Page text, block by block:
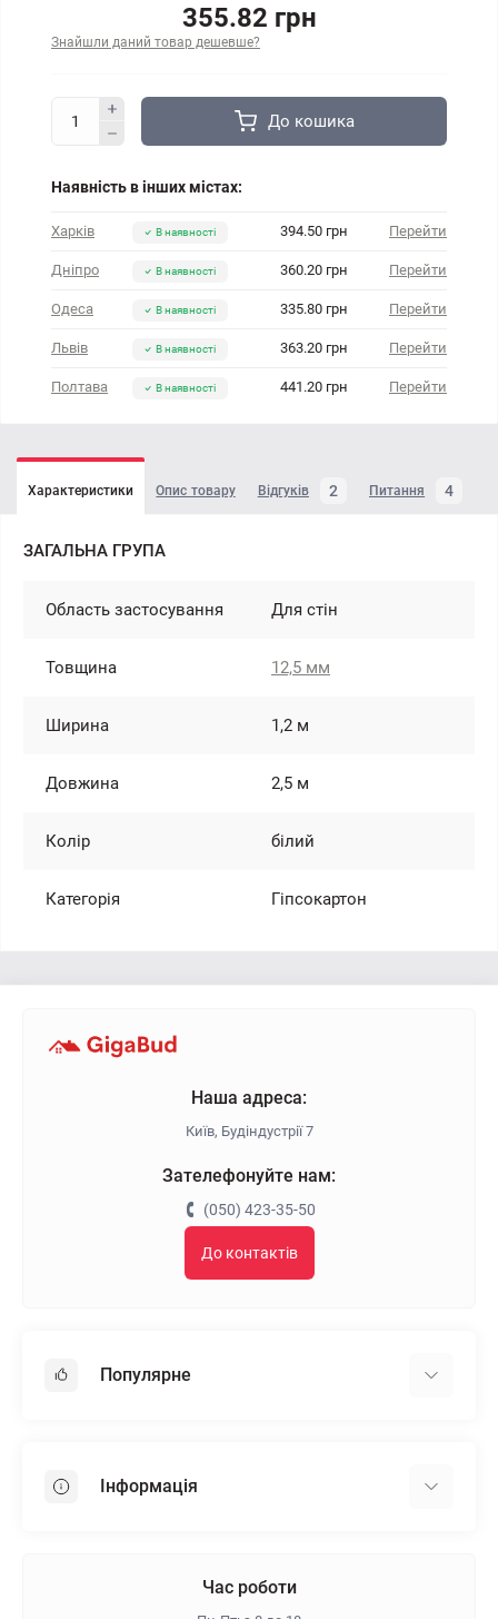
355.82 грн
Знайшли даний товар дешевше?
До кошика
Наявність в інших містах:
Харків В наявності 394.50 грн Перейти
Дніпро В наявності 360.20 грн Перейти
Одеса В наявності 335.80 грн Перейти
Львів В наявності 363.20 грн Перейти
Полтава В наявності 441.20 грн Перейти
Характеристики Опис товару Відгуків 2 Питання 4
ЗАГАЛЬНА ГРУПА
Область застосування Для стін
Товщина 12,5 мм
Ширина 1,2 м
Довжина 2,5 м
Колір білий
Категорія Гіпсокартон
Наша адреса:
Київ, Будіндустрії 7
Зателефонуйте нам:
(050) 423-35-50
До контактів
Популярне
Пінопласт
Інформація
Час роботи